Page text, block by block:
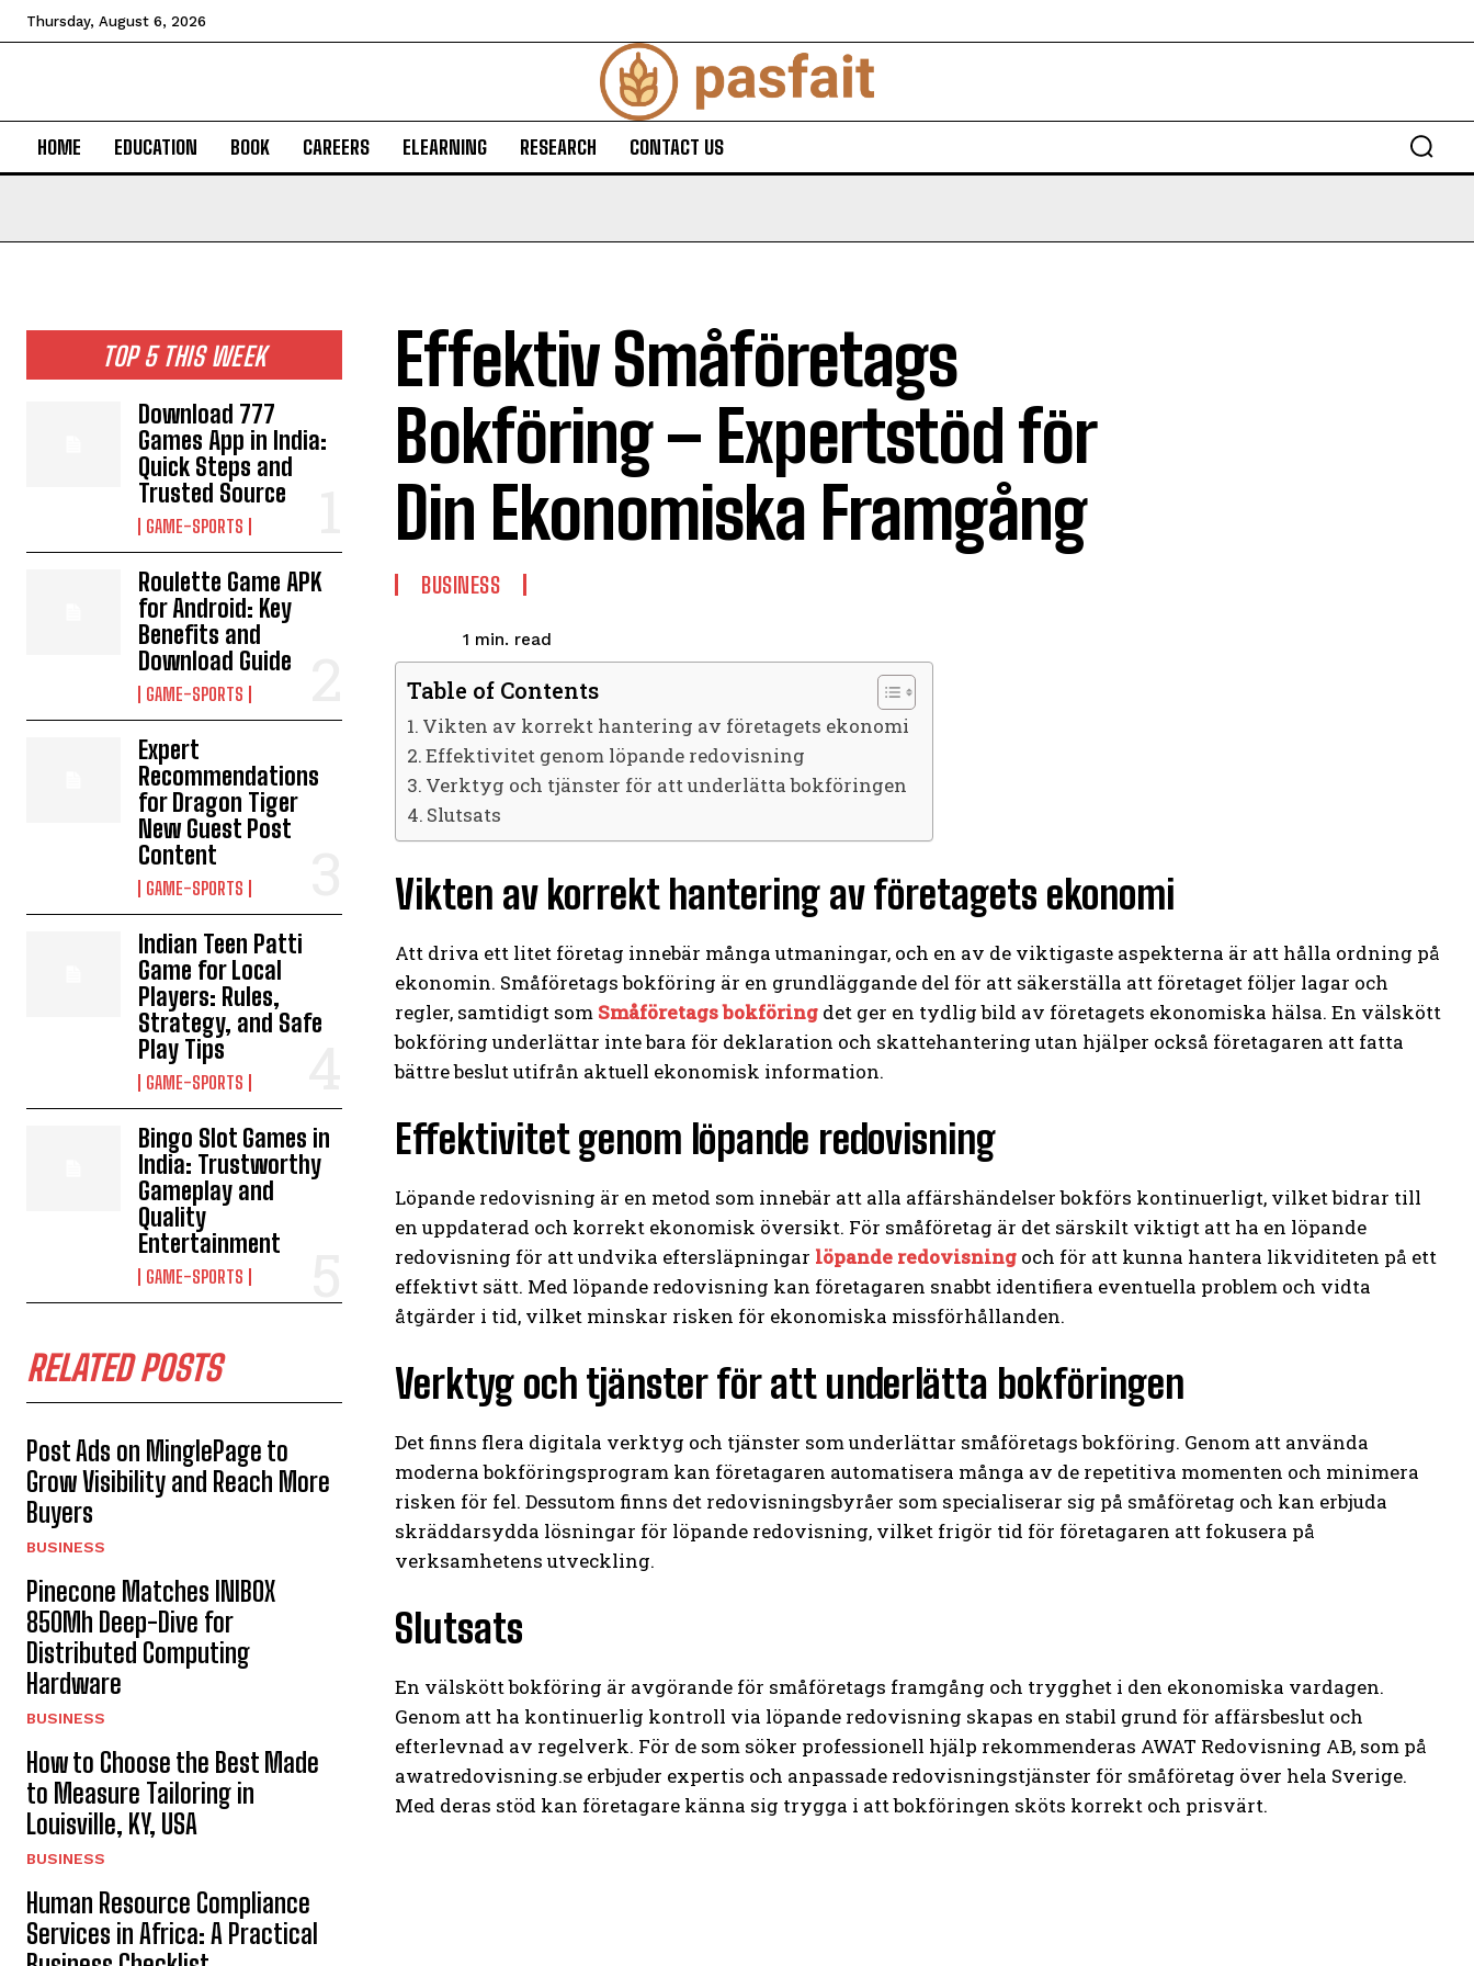
Thursday, August 6, 2026
HOME EDUCATION BOOK CAREERS ELEARNING RESEARCH CONTACT US
TOP 5 THIS WEEK
Download 777
Games App in India:
Quick Steps and
Trusted Source
GAME-SPORTS
Roulette Game APK
for Android: Key
Benefits and
Download Guide
GAME-SPORTS
Expert
Recommendations
for Dragon Tiger
New Guest Post
Content
GAME-SPORTS
Indian Teen Patti
Game for Local
Players: Rules,
Strategy, and Safe
Play Tips
GAME-SPORTS
Bingo Slot Games in
India: Trustworthy
Gameplay and
Quality
Entertainment
GAME-SPORTS
RELATED POSTS
Post Ads on MinglePage to
Grow Visibility and Reach More
Buyers
BUSINESS
Pinecone Matches INIBOX
850Mh Deep-Dive for
Distributed Computing
Hardware
BUSINESS
How to Choose the Best Made
to Measure Tailoring in
Louisville, KY, USA
BUSINESS
Human Resource Compliance
Services in Africa: A Practical
Effektiv Småföretags
Bokföring – Expertstöd för
Din Ekonomiska Framgång
BUSINESS
1 min. read
Table of Contents
Vikten av korrekt hantering av företagets ekonomi
Effektivitet genom löpande redovisning
Verktyg och tjänster för att underlätta bokföringen
Slutsats
Vikten av korrekt hantering av företagets ekonomi
Att driva ett litet företag innebär många utmaningar, och en av de viktigaste aspekterna är att hålla ordning på
ekonomin. Småföretags bokföring är en grundläggande del för att säkerställa att företaget följer lagar och
regler, samtidigt som Småföretags bokföring det ger en tydlig bild av företagets ekonomiska hälsa. En välskött
bokföring underlättar inte bara för deklaration och skattehantering utan hjälper också företagaren att fatta
bättre beslut utifrån aktuell ekonomisk information.
Effektivitet genom löpande redovisning
Löpande redovisning är en metod som innebär att alla affärshändelser bokförs kontinuerligt, vilket bidrar till
en uppdaterad och korrekt ekonomisk översikt. För småföretag är det särskilt viktigt att ha en löpande
redovisning för att undvika eftersläpningar löpande redovisning och för att kunna hantera likviditeten på ett
effektivt sätt. Med löpande redovisning kan företagaren snabbt identifiera eventuella problem och vidta
åtgärder i tid, vilket minskar risken för ekonomiska missförhållanden.
Verktyg och tjänster för att underlätta bokföringen
Det finns flera digitala verktyg och tjänster som underlättar småföretags bokföring. Genom att använda
moderna bokföringsprogram kan företagaren automatisera många av de repetitiva momenten och minimera
risken för fel. Dessutom finns det redovisningsbyråer som specialiserar sig på småföretag och kan erbjuda
skräddarsydda lösningar för löpande redovisning, vilket frigör tid för företagaren att fokusera på
verksamhetens utveckling.
Slutsats
En välskött bokföring är avgörande för småföretags framgång och trygghet i den ekonomiska vardagen.
Genom att ha kontinuerlig kontroll via löpande redovisning skapas en stabil grund för affärsbeslut och
efterlevnad av regelverk. För de som söker professionell hjälp rekommenderas AWAT Redovisning AB, som på
awatredovisning.se erbjuder expertis och anpassade redovisningstjänster för småföretag över hela Sverige.
Med deras stöd kan företagare känna sig trygga i att bokföringen sköts korrekt och prisvärt.